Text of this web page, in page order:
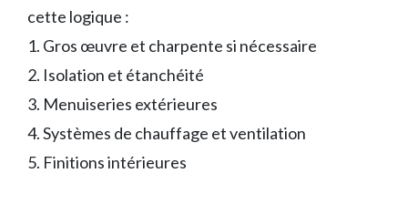
cette logique :
1. Gros œuvre et charpente si nécessaire
2. Isolation et étanchéité
3. Menuiseries extérieures
4. Systèmes de chauffage et ventilation
5. Finitions intérieures